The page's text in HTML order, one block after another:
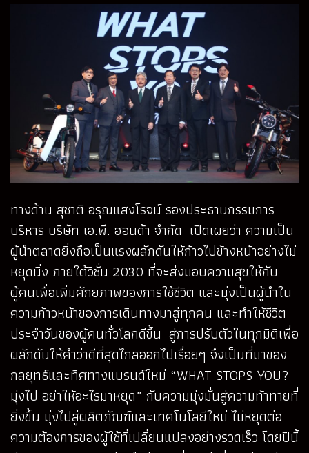
ทางด้าน สุชาติ อรุณแสงโรจน์ รองประธานกรรมการ
บริหาร บริษัท เอ.พี. ฮอนด้า จำกัด เปิดเผยว่า ความเป็น
ผู้นำตลาดยิ่งถือเป็นแรงผลักดันให้ก้าวไปข้างหน้าอย่างไม่
หยุดนิ่ง ภายใต้วิชั่น 2030 ที่จะส่งมอบความสุขให้กับ
ผู้คนเพื่อเพิ่มศักยภาพของการใช้ชีวิต และมุ่งเป็นผู้นำใน
ความก้าวหน้าของการเดินทางมาสู่ทุกคน และทำให้ชีวิต
ประจำวันของผู้คนทั่วโลกดีขึ้น สู่การปรับตัวในทุกมิติเพื่อ
ผลักดันให้คำว่าดีที่สุดไกลออกไปเรื่อยๆ จึงเป็นที่มาของ
กลยุทธ์และทิศทางแบรนด์ใหม่ “WHAT STOPS YOU?
มุ่งไป อย่าให้อะไรมาหยุด” กับความมุ่งมั่นสู่ความท้าทายที่
ยิ่งขึ้น มุ่งไปสู่ผลิตภัณฑ์และเทคโนโลยีใหม่ ไม่หยุดต่อ
ความต้องการของผู้ใช้ที่เปลี่ยนแปลงอย่างรวดเร็ว โดยปีนี้